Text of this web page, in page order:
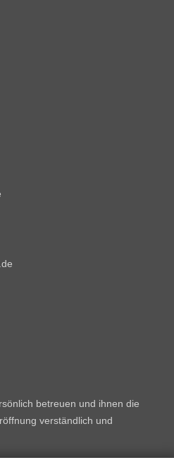
betreuen und ihnen die
verständlich und